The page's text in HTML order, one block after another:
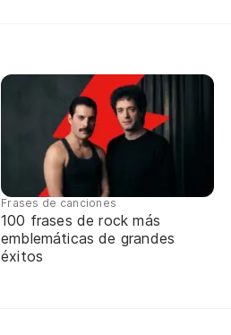
Frases de canciones
100 frases de rock más
emblemáticas de grandes
éxitos